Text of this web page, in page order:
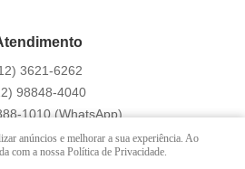
3621-6262
98848-4040
1010(WhatsApp)
das 9:00h às 16:00h
anúncios e melhorar a sua experiência. Ao
com a nossa Política de Privacidade.